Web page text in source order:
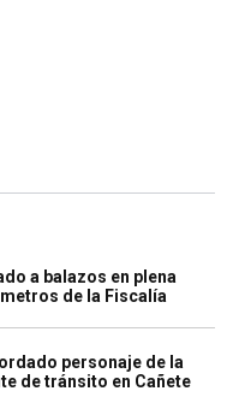
a balazos en plena
de la Fiscalía
personaje de la
de tránsito en Cañete